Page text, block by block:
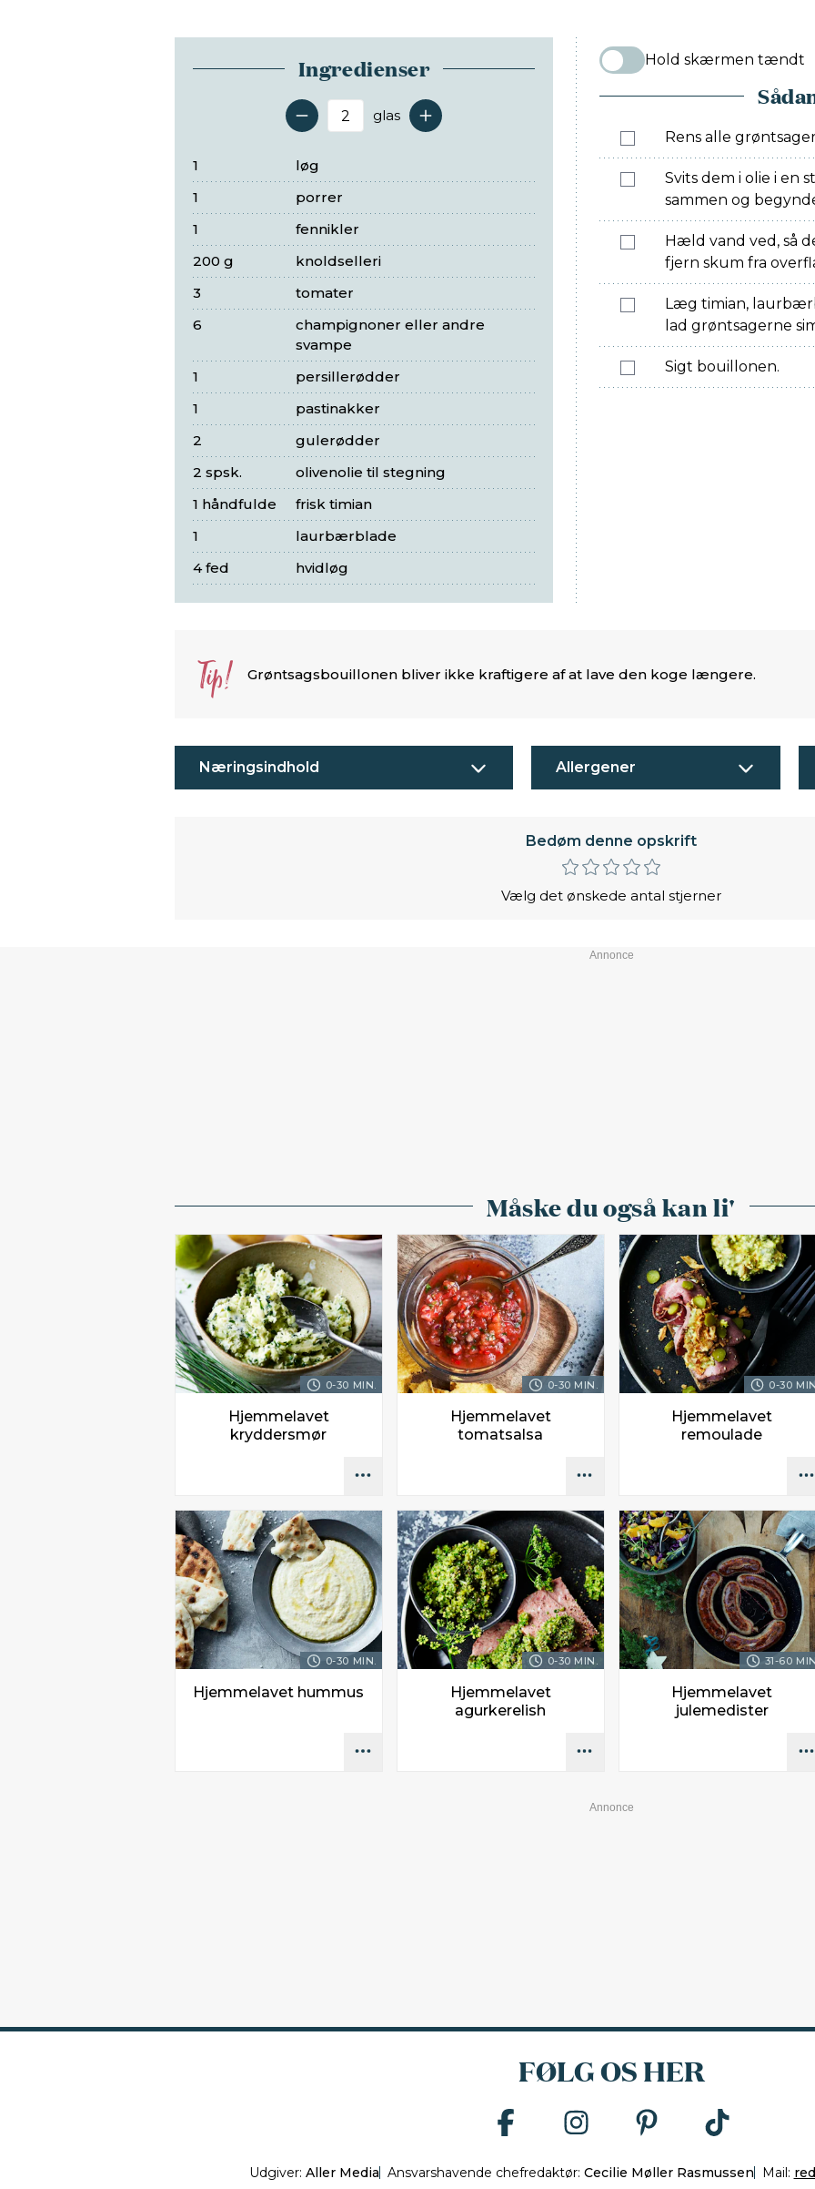
Ingredienser
Antal serveringer
glas
løg
1
porrer
1
fennikler
1
knoldselleri
200 g
tomater
3
champignoner eller andre
svampe
6
persillerødder
1
pastinakker
1
gulerødder
2
olivenolie til stegning
2 spsk.
frisk timian
1 håndfulde
laurbærblade
1
hvidløg
4 fed
Hold skærmen tændt
Rens alle
Svits dem i olie i en
sammen og
Hæld vand ved, så
fjern skum fra
Læg timian,
lad grøntsagerne
Sigt bouillonen.
Tip! Grøntsagsbouillonen bliver ikke kraftigere af at lave den koge længere.
Næringsindhold Allergener
Bedøm denne opskrift
Vælg det ønskede antal stjerner
Måske du også kan li'
0-30 MIN.
Hjemmelavet
kryddersmør
0-30 MIN.
Hjemmelavet
tomatsalsa
0-30
Hjemmelavet
remoulade
0-30 MIN.
Hjemmelavet hummus
0-30 MIN.
Hjemmelavet
agurkerelish
31-60
Hjemmelavet
julemedister
FØLG OS HER
Udgiver: Aller Media Ansvarshavende chefredaktør: Cecilie Møller Rasmussen Mail: